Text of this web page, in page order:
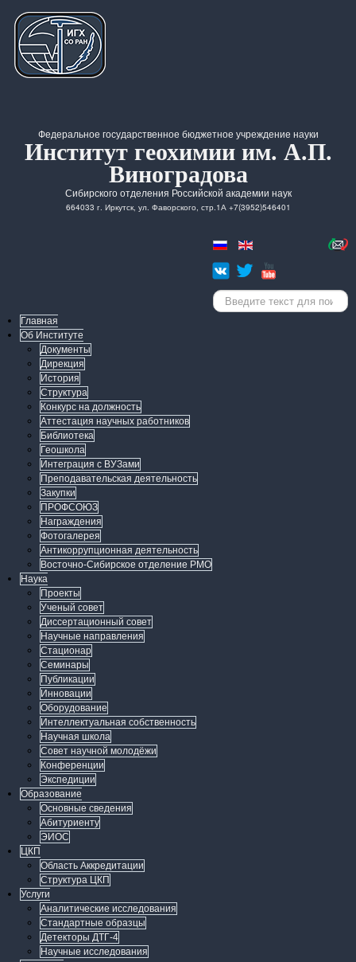
Федеральное государственное бюджетное учреждение науки
Институт геохимии им. А.П.
Виноградова
Сибирского отделения Российской академии наук
664033 г. Иркутск, ул. Фаворского, стр.1А +7(3952)546401
Искать...
Главная
Об Институте
Документы
Дирекция
История
Структура
Конкурс на должность
Аттестация научных работников
Библиотека
Геошкола
Интеграция с ВУЗами
Преподавательская деятельность
Закупки
ПРОФСОЮЗ
Награждения
Фотогалерея
Антикоррупционная деятельность
Восточно-Сибирское отделение РМО
Наука
Проекты
Ученый совет
Диссертационный совет
Научные направления
Стационар
Семинары
Публикации
Инновации
Оборудование
Интеллектуальная собственность
Научная школа
Совет научной молодёжи
Конференции
Экспедиции
Образование
Основные сведения
Абитуриенту
ЭИОС
ЦКП
Область Аккредитации
Структура ЦКП
Услуги
Аналитические исследования
Стандартные образцы
Детекторы ДТГ-4
Научные исследования